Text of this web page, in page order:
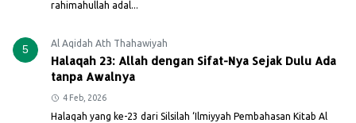
rahimahullah adal...
5 Al Aqidah Ath Thahawiyah
Halaqah 23: Allah dengan Sifat-Nya Sejak Dulu Ada
tanpa Awalnya
4 Feb, 2026
Halaqah yang ke-23 dari Silsilah ‘Ilmiyyah Pembahasan Kitab Al